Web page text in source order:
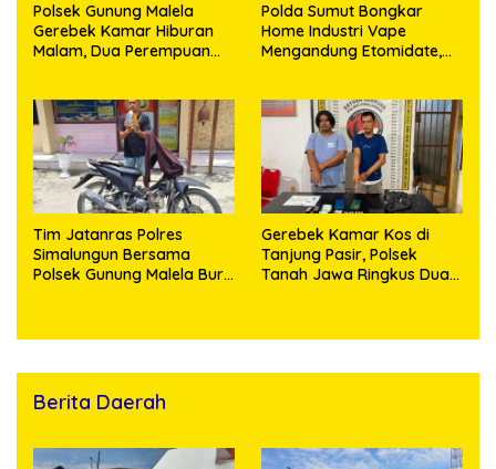
Polsek Gunung Malela
Gerebek Kamar Hiburan
Malam, Dua Perempuan
Polda Sumut Bongkar
Home Industri Vape
Mengandung Etomidate,
Tim Jatanras Polres
Simalungun Bersama
Polsek Gunung Malela Buru
Gerebek Kamar Kos di
Tanjung Pasir, Polsek
Tanah Jawa Ringkus Dua
Berita Daerah